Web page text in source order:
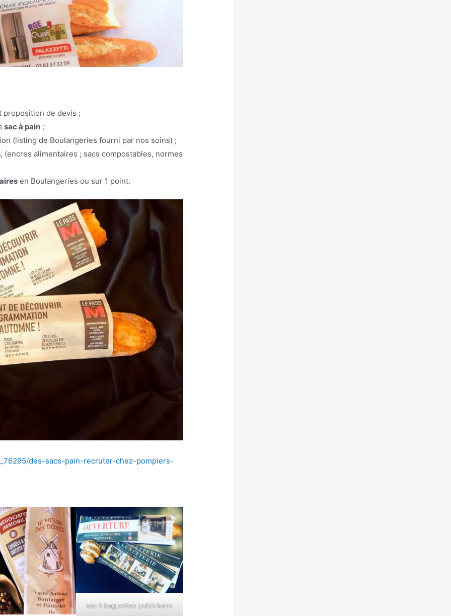
proposition de devis ;
sac à pain ;
(listing de Boulangeries fourni par nos soins) ;
, (encres alimentaires ; sacs compostables, normes
en Boulangeries ou sur 1 point.
des-sacs-pain-recruter-chez-pompiers-
sac à baguettes publicitaire